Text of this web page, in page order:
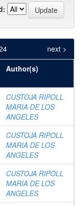
next >
Author(s)
CUSTOJA RIPOLL
MARIA DE LOS
ANGELES
CUSTOJA RIPOLL
MARIA DE LOS
ANGELES
CUSTOJA RIPOLL
MARIA DE LOS
ANGELES